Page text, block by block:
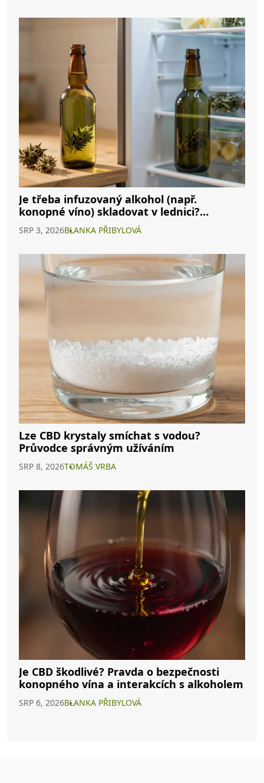
Je třeba infuzovaný alkohol (např.
konopné víno) skladovat v lednici?
Kompletní průvodce
SRP 3, 2026BLANKA PŘIBYLOVÁ
Lze CBD krystaly smíchat s vodou?
Průvodce správným užíváním
SRP 8, 2026TOMÁŠ VRBA
Je CBD škodlivé? Pravda o bezpečnosti
konopného vína a interakcích s alkoholem
SRP 6, 2026BLANKA PŘIBYLOVÁ